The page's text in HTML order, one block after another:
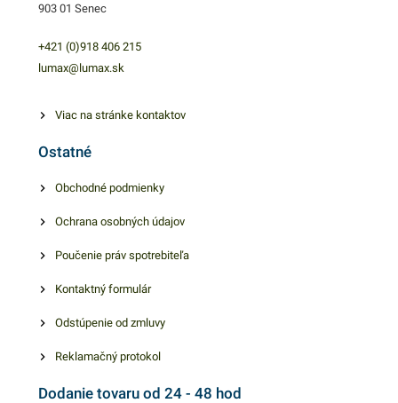
903 01 Senec
+421 (0)918 406 215
lumax@lumax.sk
Viac na stránke kontaktov
Ostatné
Obchodné podmienky
Ochrana osobných údajov
Poučenie práv spotrebiteľa
Kontaktný formulár
Odstúpenie od zmluvy
Reklamačný protokol
Dodanie tovaru od 24 - 48 hod